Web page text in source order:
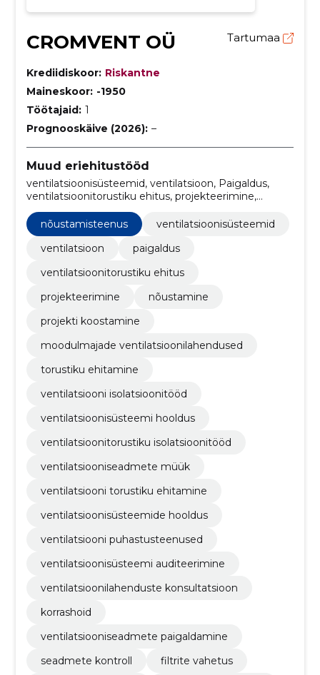
CROMVENT OÜ Tartumaa
Krediidiskoor: Riskantne
Maineskoor: -1950
Töötajaid: 1
Prognooskäive (2026): –
Muud eriehitustööd
ventilatsioonisüsteemid, ventilatsioon, Paigaldus,
ventilatsioonitorustiku ehitus, projekteerimine,
nõustamine, projekti koostamine, moodulmajade
ventilatsioonilahendused, torustiku ehitamine,
ventilatsiooni isolatsioonitööd
nõustamisteenus
ventilatsioonisüsteemid
ventilatsioon
paigaldus
ventilatsioonitorustiku ehitus
projekteerimine
nõustamine
projekti koostamine
moodulmajade ventilatsioonilahendused
torustiku ehitamine
ventilatsiooni isolatsioonitööd
ventilatsioonisüsteemi hooldus
ventilatsioonitorustiku isolatsioonitööd
ventilatsiooniseadmete müük
ventilatsiooni torustiku ehitamine
ventilatsioonisüsteemide hooldus
ventilatsiooni puhastusteenused
ventilatsioonisüsteemi auditeerimine
ventilatsioonilahenduste konsultatsioon
korrashoid
ventilatsiooniseadmete paigaldamine
seadmete kontroll
filtrite vahetus